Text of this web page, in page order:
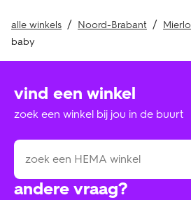
alle winkels Noord-Brabant Mierlo
baby
andere vraag?
vind een winkel
zoek een winkel bij jou in de buurt